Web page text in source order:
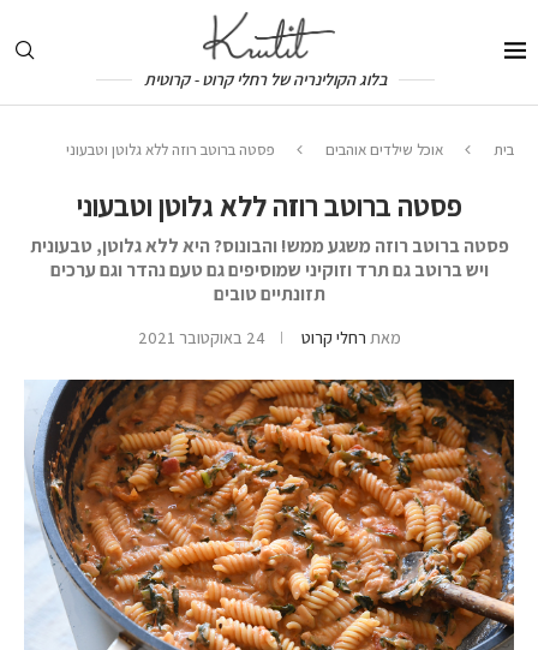
בלוג הקולינריה של רחלי קרוט - קרוטית
בית אוכל שילדים אוהבים פסטה ברוטב רוזה ללא גלוטן וטבעוני
פסטה ברוטב רוזה ללא גלוטן וטבעוני
פסטה ברוטב רוזה משגע ממש! והבונוס? היא ללא גלוטן, טבעונית
ויש ברוטב גם תרד וזוקיני שמוסיפים גם טעם נהדר וגם ערכים
תזונתיים טובים
מאת רחלי קרוט 24 באוקטובר 2021